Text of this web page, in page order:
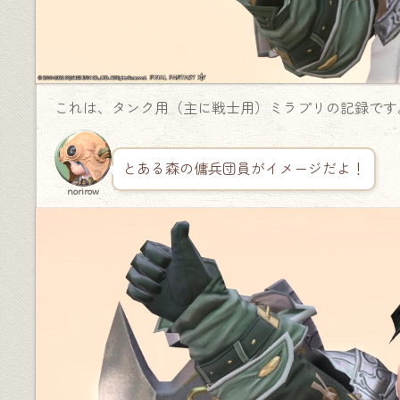
これは、タンク用（主に戦士用）ミラプリの記録で
norirow
とある森の傭兵団員がイメージだよ！